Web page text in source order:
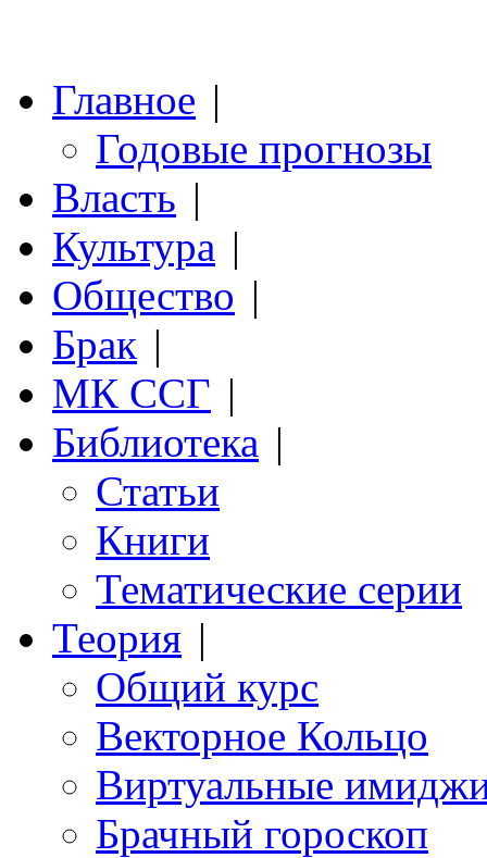
Главное |
Годовые прогнозы
Власть |
Культура |
Общество |
Брак |
МК ССГ |
Библиотека |
Статьи
Книги
Тематические серии
Теория |
Общий курс
Векторное Кольцо
Виртуальные
Брачный гороскоп